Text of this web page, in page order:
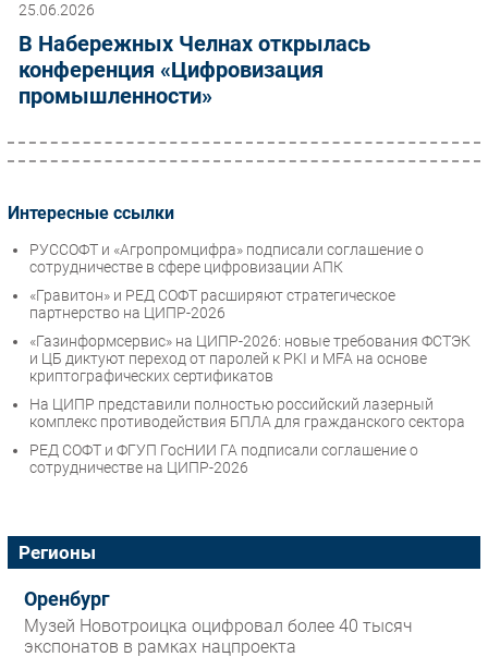
25.06.2026
В Набережных Челнах открылась
конференция «Цифровизация
промышленности»
Интересные ссылки
РУССОФТ и «Агропромцифра» подписали соглашение о
сотрудничестве в сфере цифровизации АПК
«Гравитон» и РЕД СОФТ расширяют стратегическое
партнерство на ЦИПР-2026
«Газинформсервис» на ЦИПР-2026: новые требования ФСТЭК
и ЦБ диктуют переход от паролей к PKI и MFA на основе
криптографических сертификатов
На ЦИПР представили полностью российский лазерный
комплекс противодействия БПЛА для гражданского сектора
РЕД СОФТ и ФГУП ГосНИИ ГА подписали соглашение о
сотрудничестве на ЦИПР-2026
Регионы
Оренбург
Музей Новотроицка оцифровал более 40 тысяч
экспонатов в рамках нацпроекта